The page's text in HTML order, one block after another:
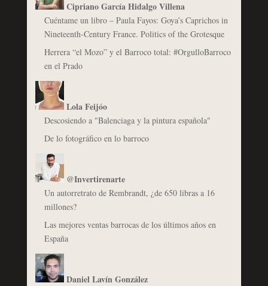
Cipriano García Hidalgo Villena
Cuéntame un libro – Paula Fayos: Goya’s Caprichos in
Nineteenth-Century France. Politics of the Grotesque
Herrera “el Mozo” y el Barroco total: #OrgulloBarroco
en el Prado
Lola Feijóo
Descosiendo a "Balenciaga y la pintura española"
De lo fotográfico en lo barroco
@Invertirenarte
Un autorretrato de Rembrandt, ¿de 650 libras a 16
millones?
Las mejores ventas barrocas de los últimos años en
España
Daniel Lavín González